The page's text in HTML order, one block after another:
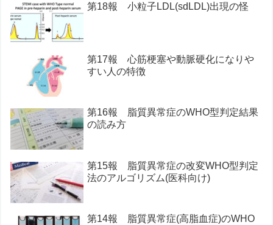
第18報 小粒子LDL(sdLDL)出現の怪
第17報 心筋梗塞や動脈硬化になりや
すい人の特徴
第16報 脂質異常症のWHO型判定結果
の読み方
第15報 脂質異常症の改変WHO型判定
法のアルゴリズム(医科向け)
第14報 脂質異常症(高脂血症)のWHO